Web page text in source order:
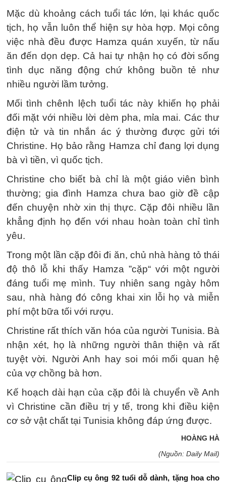
Mặc dù khoảng cách tuổi tác lớn, lại khác quốc
tịch, họ vẫn luôn thể hiện sự hòa hợp. Mọi công
việc nhà đều được Hamza quán xuyến, từ nấu
ăn đến dọn dẹp. Cả hai tự nhận họ có đời sống
tình dục năng động chứ không buồn tẻ như
nhiều người lầm tưởng.
Mối tình chênh lệch tuổi tác này khiến họ phải
đối mặt với nhiều lời dèm pha, mỉa mai. Các thư
điện tử và tin nhắn ác ý thường được gửi tới
Christine. Họ bảo rằng Hamza chỉ đang lợi dụng
bà vì tiền, vì quốc tịch.
Christine cho biết bà chỉ là một giáo viên bình
thường; gia đình Hamza chưa bao giờ đề cập
đến chuyện nhờ xin thị thực. Cặp đôi nhiều lần
khẳng định họ đến với nhau hoàn toàn chỉ tình
yêu.
Trong một lần cặp đôi đi ăn, chủ nhà hàng tỏ thái
độ thô lỗ khi thấy Hamza ”cặp“ với một người
đáng tuổi mẹ mình. Tuy nhiên sang ngày hôm
sau, nhà hàng đó công khai xin lỗi họ và miễn
phí một bữa tối với rượu.
Christine rất thích văn hóa của người Tunisia. Bà
nhận xét, họ là những người thân thiện và rất
tuyệt vời. Người Anh hay soi mói mối quan hệ
của vợ chồng bà hơn.
Kế hoạch dài hạn của cặp đôi là chuyển về Anh
vì Christine cần điều trị y tế, trong khi điều kiện
cơ sở vật chất tại Tunisia không đáp ứng được.
HOÀNG HÀ
(Nguồn: Daily Mail)
Clip cụ ông 92 tuổi dỗ dành, tặng hoa cho